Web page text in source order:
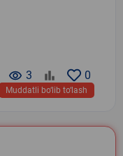
0
remove_red_eye 3
Muddatli bo‘lib to‘lash